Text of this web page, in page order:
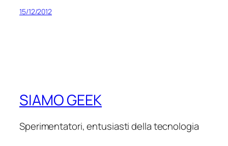
15/12/2012
SIAMO GEEK
Sperimentatori, entusiasti della tecnologia